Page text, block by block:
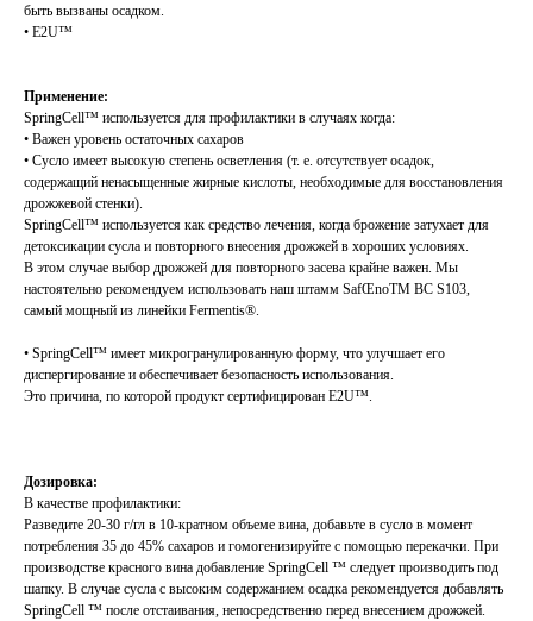
быть вызваны осадком.
• E2U™
Применение:
SpringCell™ используется для профилактики в случаях когда:
• Важен уровень остаточных сахаров
• Сусло имеет высокую степень осветления (т. е. отсутствует осадок,
содержащий ненасыщенные жирные кислоты, необходимые для восстановления
дрожжевой стенки).
SpringCell™ используется как средство лечения, когда брожение затухает для
детоксикации сусла и повторного внесения дрожжей в хороших условиях.
В этом случае выбор дрожжей для повторного засева крайне важен. Мы
настоятельно рекомендуем использовать наш штамм SafŒnoTM BC S103,
самый мощный из линейки Fermentis®.
• SpringCell™ имеет микрогранулированную форму, что улучшает его
диспергирование и обеспечивает безопасность использования.
Это причина, по которой продукт сертифицирован E2U™.
Дозировка:
В качестве профилактики:
Разведите 20-30 г/гл в 10-кратном объеме вина, добавьте в сусло в момент
потребления 35 до 45% сахаров и гомогенизируйте с помощью перекачки. При
производстве красного вина добавление SpringCell ™ следует производить под
шапку. В случае сусла с высоким содержанием осадка рекомендуется добавлять
SpringCell ™ после отстаивания, непосредственно перед внесением дрожжей.